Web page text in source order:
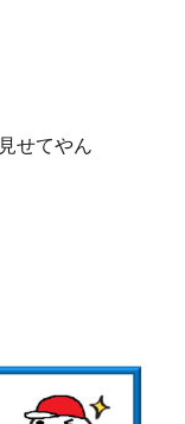
せてやん